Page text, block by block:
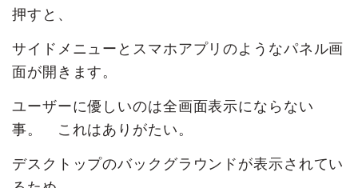
押すと、
サイドメニューとスマホアプリのようなパネル画
面が開きます。
ユーザーに優しいのは全画面表示にならない
事。 これはありがたい。
デスクトップのバックグラウンドが表示されてい